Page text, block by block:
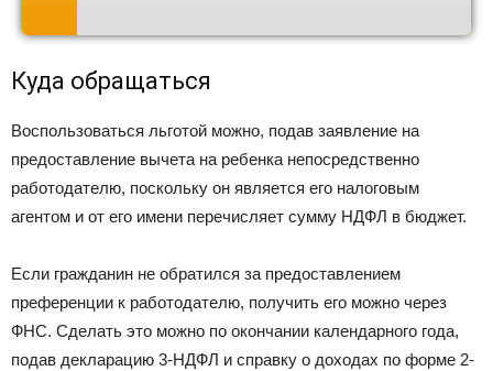
Куда обращаться
Воспользоваться льготой можно, подав заявление на
предоставление вычета на ребенка непосредственно
работодателю, поскольку он является его налоговым
агентом и от его имени перечисляет сумму НДФЛ в бюджет.
Если гражданин не обратился за предоставлением
преференции к работодателю, получить его можно через
ФНС. Сделать это можно по окончании календарного года,
подав декларацию 3-НДФЛ и справку о доходах по форме 2-